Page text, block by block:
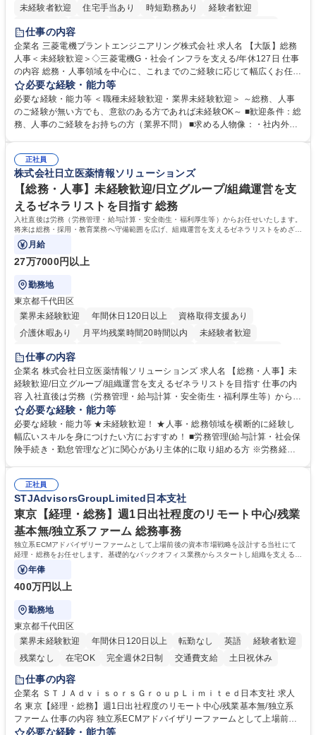
未経験者歓迎 住宅手当あり 時短勤務あり
経験者歓迎
退職金あり
駅近5分以内
土日祝休み 服装自由 寮・社宅あり 食事補助あり
仕事の内容
企業名 三菱電機プラントエンジニアリング株式会社 求人名 【大阪】総務
人事＜未経験歓迎＞◇三菱電機G・社会インフラを支える/年休127日 仕事
の内容 総務・人事領域を中心に、これまでのご経験に応じて幅広くお任せ
します。 ＜具体的には＞ ・総務/人事労務（給与・社保・勤怠管理など）
・採用・教育研修 ・福利厚生運用 など ※基本的には事務所勤務ですが、
採用や教育等の業務内容により、関西圏以外への日帰り・宿泊を伴う国内
出張もございます。 ※担当業務を持ちつつ、お互いに助け合いながら、総
必要な経験・能力等
必要な経験・能力等 ＜職種未経験歓迎・業界未経験歓迎＞ ～総務、人事
のご経験が無い方でも、意欲のある方であれば未経験OK～ ■歓迎条件：総
務、人事のご経験をお持ちの方（業界不問） ■求める人物像：・社内外の
正社員
株式会社日立医薬情報ソリューションズ
【総務・人事】未経験歓迎/日立グループ/組織運営を支
えるゼネラリストを目指す 総務
入社直後は労務（労務管理・給与計算・安全衛生・福利厚生等）からお任せいたします。
将来は総務・採用・教育業務へ守備範囲を広げ、組織運営を支えるゼネラリストをめざせ
ます。
月給
27万7000円以上
勤務地
東京都千代田区
業界未経験歓迎
年間休日120日以上
資格取得支援あり
介護休暇あり
月平均残業時間20時間以内
未経験者歓迎
住宅手当あり
育休あり
完全週休2日制 交通費支給 土日祝休み 寮・社宅あり
仕事の内容
企業名 株式会社日立医薬情報ソリューションズ 求人名 【総務・人事】未
経験歓迎/日立グループ/組織運営を支えるゼネラリストを目指す 仕事の内
容 入社直後は労務（労務管理・給与計算・安全衛生・福利厚生等）からお
任せいたします。将来は総務・採用・教育業務へ守備範囲を広げ、組織運
営を支えるゼネラリストをめざせます。 ・初期業務：労働時間管理、給与
計算、社会保険対応、福利厚生管理、安全衛生、健康経営推進等をお任せ
します。ご経験に応じて、休職者管理など、幅広く経験を積んでいただき
幅広く経験を積みたい意欲がある方に最適な環境です。 募集職種 【総
務・人事】未経験歓迎/日立グループ/組織運営を支えるゼネラリストを目
指す
必要な経験・能力等
必要な経験・能力等 ★未経験歓迎！ ★人事・総務領域を横断的に経験し
幅広いスキルを身につけたい方におすすめ！ ■労務管理(給与計算・社会保
険手続き・勤怠管理など)に関心があり主体的に取り組める方 ※労務経験
のご経験 ■労務管理（給与計算・社会保険手続き・勤怠管理など）の経験
■衛生管理者の資格をお持ちの方 学歴・資格 学歴：大学院 大学 高専 短大
専修学校 高校 語学力： 資格：
正社員
STJAdvisorsGroupLimited日本支社
東京【経理・総務】週1日出社程度のリモート中心/残業
基本無/独立系ファーム 総務事務
独立系ECMアドバイザリーファームとして上場前後の資本市場戦略を設計する当社にて
経理・総務をお任せします。基礎的なバックオフィス業務からスタートし組織を支える専
任担当として広く活躍できる環境です。
年俸
400万円以上
勤務地
東京都千代田区
業界未経験歓迎
年間休日120日以上 転勤なし 英語
経験者歓迎
残業なし
在宅OK 完全週休2日制 交通費支給 土日祝休み
仕事の内容
企業名 ＳＴＪＡｄｖｉｓｏｒｓＧｒｏｕｐＬｉｍｉｔｅｄ日本支社 求人
名 東京【経理・総務】週1日出社程度のリモート中心/残業基本無/独立系
ファーム 仕事の内容 独立系ECMアドバイザリーファームとして上場前後
の資本市場戦略を設計する当社にて経理・総務をお任せします。基礎的な
必要な経験・能力等